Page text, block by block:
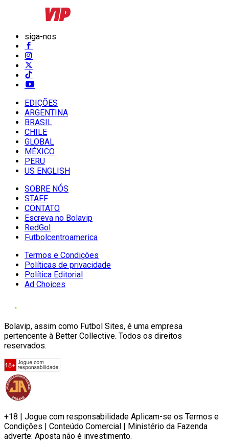
siga-nos
EDIÇÕES
ARGENTINA
BRASIL
CHILE
GLOBAL
MÉXICO
PERU
US ENGLISH
SOBRE NÓS
STAFF
CONTATO
Escreva no Bolavip
RedGol
Futbolcentroamerica
Termos e Condições
Políticas de privacidade
Política Editorial
Ad Choices
Bolavip, assim como Futbol Sites, é uma empresa
pertencente à Better Collective. Todos os direitos
reservados.
+18 | Jogue com responsabilidade Aplicam-se os Termos e
Condições | Conteúdo Comercial | Ministério da Fazenda
adverte: Aposta não é investimento.